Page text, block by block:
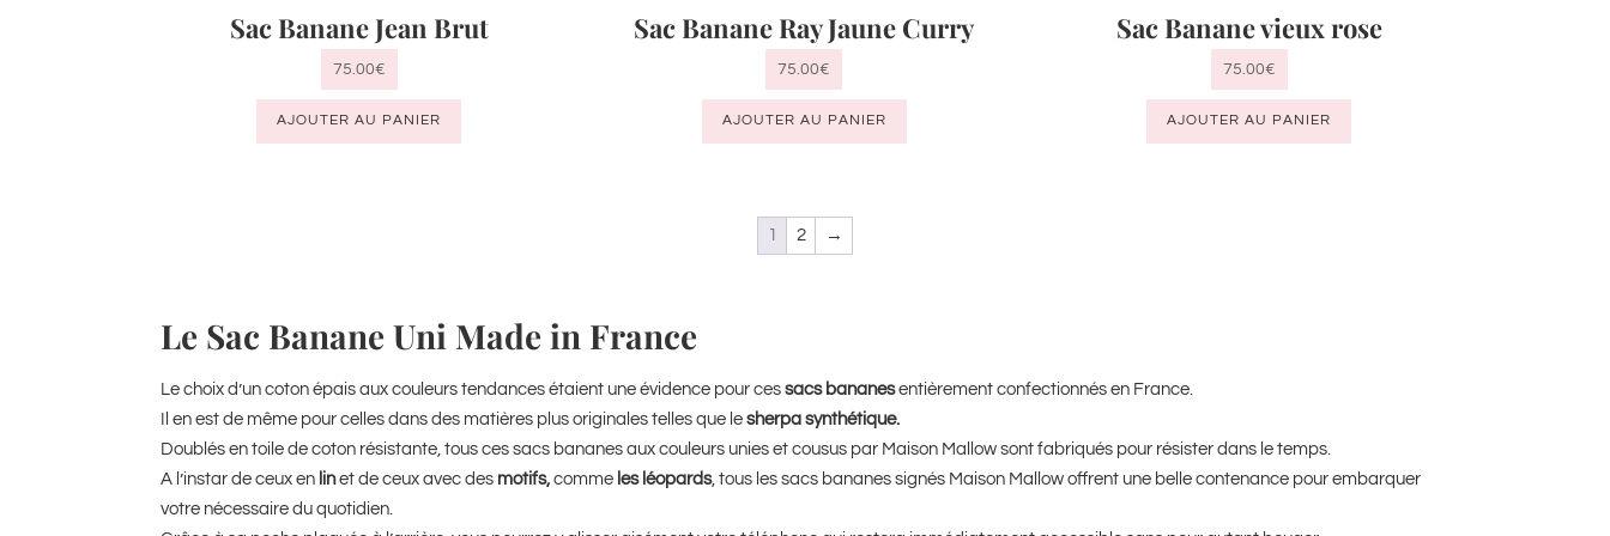
Sac Banane Jean Brut
75.00€
AJOUTER AU PANIER
Sac Banane Ray Jaune Curry
75.00€
AJOUTER AU PANIER
Sac Banane vieux rose
75.00€
AJOUTER AU PANIER
2 →
Le Sac Banane Uni Made in France
Le choix d’un coton épais aux couleurs tendances étaient une évidence pour cessacs bananesentièrement confectionnés en France.
Il en est de même pour celles dans des matières plus originales telles que lesherpa synthétique.
Doublés en toile de coton résistante, tous ces sacs bananes aux couleurs unies et cousus par Maison Mallow sont fabriqués pour résister dans le temps.
A l’instar de ceux en linet de ceux avec des motifs, comme les léopards, tous les sacs bananes signés Maison Mallow offrent une belle contenance pour embarquer
votre nécessaire du quotidien.